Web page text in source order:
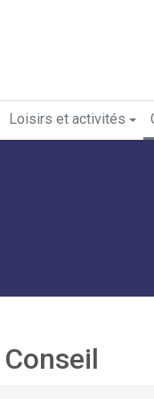
Loisirs et activités